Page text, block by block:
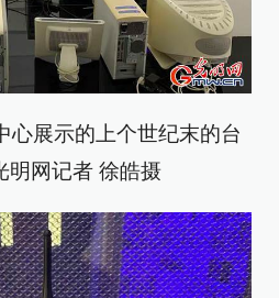
心展示的上个世纪末的台
明网记者 徐皓摄